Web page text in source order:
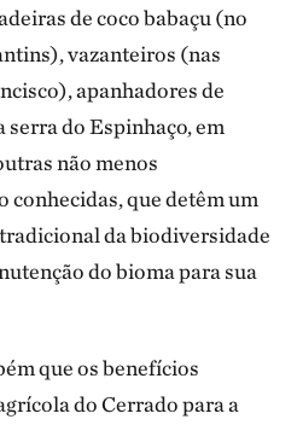
de coco babaçu (no
vazanteiros (nas
apanhadores de
do Espinhaço, em
não menos
conhecidas, que detêm um
da biodiversidade
do bioma para sua
que os benefícios
do Cerrado para a